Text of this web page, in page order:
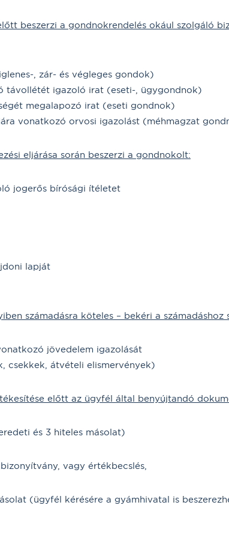
beszerzi a gondnokrendelés okául szolgáló
, zár- és végleges gondok)
távollétét igazoló irat (eseti-, ügygondnok)
megalapozó irat (eseti gondnok)
vonatkozó orvosi igazolást (méhmagzat
eljárása során beszerzi a gondnokolt:
jogerős bírósági ítéletet
lapját
számadásra köteles – bekéri a számadáshoz
jövedelem igazolását
csekkek, átvételi elismervények)
előtt az ügyfél által benyújtandó
és 3 hiteles másolat)
vagy értékbecslés,
(ügyfél kérésére a gyámhivatal is